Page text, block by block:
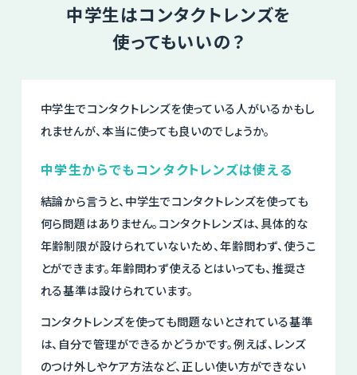
中学生はコンタクトレンズを
使ってもいいの？
中学生でコンタクトレンズを使っている人がいるかもし
れませんが、本当に使っても良いのでしょうか。
中学生からでもコンタクトレンズは使える
結論から言うと、中学生でコンタクトレンズを使っても
何ら問題はありません。コンタクトレンズは、具体的な
年齢制限が設けられていないため、年齢問わず、使うこ
とができます。年齢問わず使えるとはいっても、推奨さ
れる基準は設けられています。
コンタクトレンズを使っても問題ないとされている基準
は、自分で管理ができるかどうかです。例えば、レンズ
のつけ外しやケア方法など、正しい使い方ができない